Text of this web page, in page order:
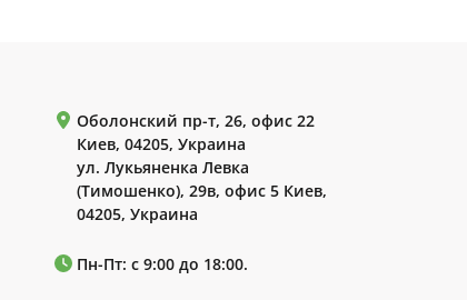
Оболонский пр-т, 26, офис 22
Киев, 04205, Украина
ул. Лукьяненка Левка
(Тимошенко), 29в, офис 5 Киев,
04205, Украина
Пн-Пт: с 9:00 до 18:00.